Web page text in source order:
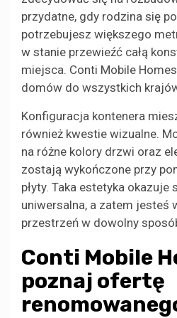
przydatne, gdy rodzina się
potrzebujesz większego
w stanie przewieźć całą
miejsca. Conti Mobile
domów do wszystkich
Konfiguracja kontenera
również kwestie wizualne.
na różne kolory drzwi oraz
zostają wykończone przy
płyty. Taka estetyka okazuje
uniwersalna, a zatem jesteś
przestrzeń w dowolny
Conti Mobile
poznaj ofertę